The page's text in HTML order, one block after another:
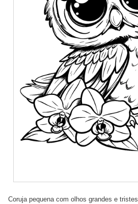
Coruja pequena com olhos grandes e tristes